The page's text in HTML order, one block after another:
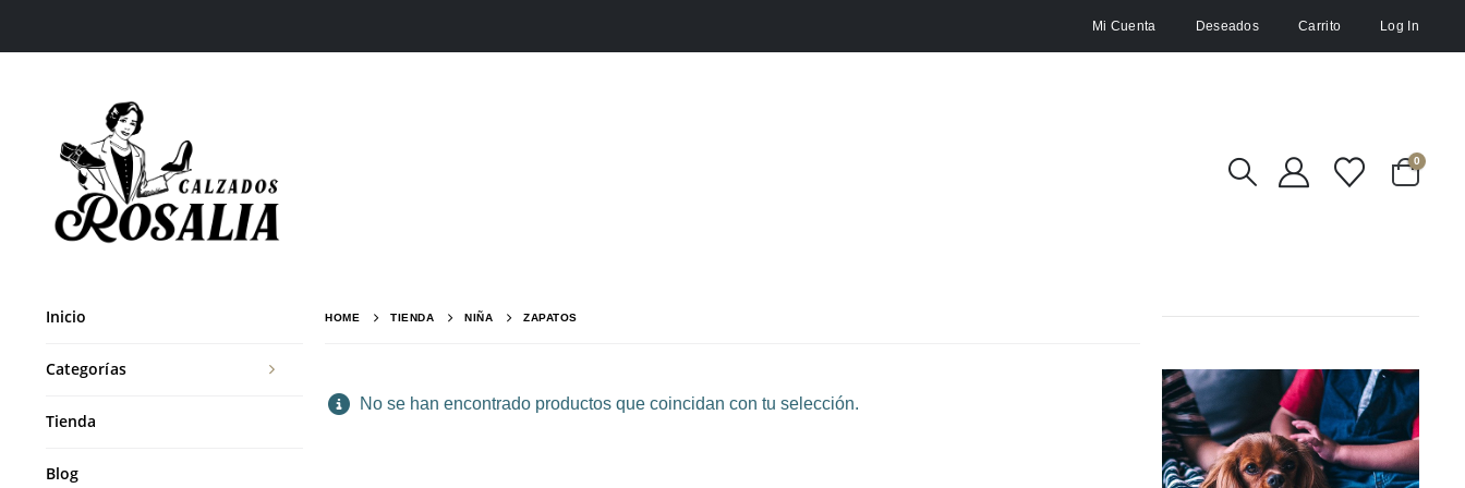
Mi Cuenta Deseados Carrito Log In
0
HOME TIENDA NIÑA ZAPATOS
No se han encontrado productos que coincidan con tu selección.
Inicio
Categorías
Tienda
Blog